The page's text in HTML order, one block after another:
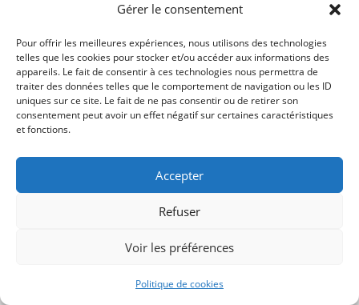
Gérer le consentement
Pour offrir les meilleures expériences, nous utilisons des technologies
telles que les cookies pour stocker et/ou accéder aux informations des
appareils. Le fait de consentir à ces technologies nous permettra de
traiter des données telles que le comportement de navigation ou les ID
uniques sur ce site. Le fait de ne pas consentir ou de retirer son
consentement peut avoir un effet négatif sur certaines caractéristiques
et fonctions.
Accepter
Refuser
Voir les préférences
Politique de cookies